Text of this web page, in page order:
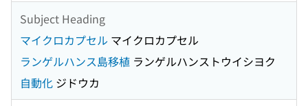
Subject Heading
マイクロカプセル マイクロカプセル
ランゲルハンス島移植 ランゲルハンストウイシヨク
自動化 ジドウカ